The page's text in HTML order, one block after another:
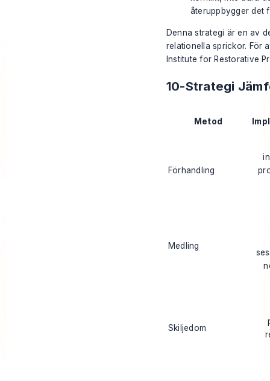
återuppbygger det
Denna strategi är en av
relationella sprickor. För
Institute for Restorative
10-Strategi
Metod
Förhandling
Medling
Skiljedom